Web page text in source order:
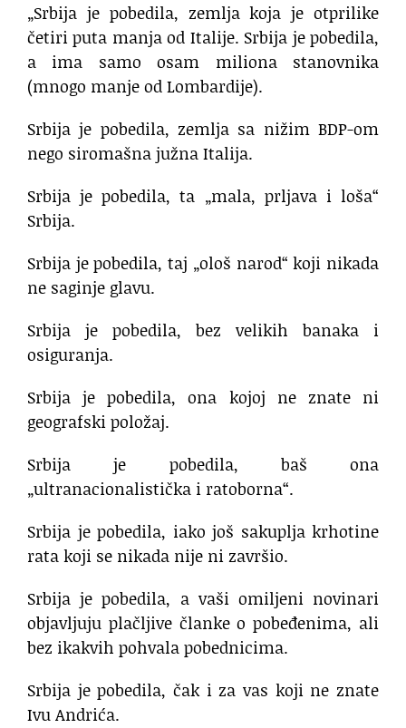
„Srbija je pobedila, zemlja koja je otprilike
četiri puta manja od Italije. Srbija je pobedila,
a ima samo osam miliona stanovnika
(mnogo manje od Lombardije).
Srbija je pobedila, zemlja sa nižim BDP-om
nego siromašna južna Italija.
Srbija je pobedila, ta „mala, prljava i loša“
Srbija.
Srbija je pobedila, taj „ološ narod“ koji nikada
ne saginje glavu.
Srbija je pobedila, bez velikih banaka i
osiguranja.
Srbija je pobedila, ona kojoj ne znate ni
geografski položaj.
Srbija je pobedila, baš ona
„ultranacionalistička i ratoborna“.
Srbija je pobedila, iako još sakuplja krhotine
rata koji se nikada nije ni završio.
Srbija je pobedila, a vaši omiljeni novinari
objavljuju plačljive članke o pobeđenima, ali
bez ikakvih pohvala pobednicima.
Srbija je pobedila, čak i za vas koji ne znate
Ivu Andrića.